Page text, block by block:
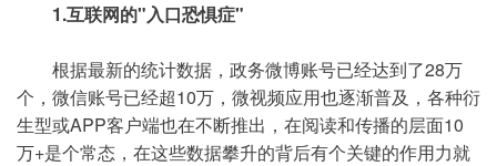
1.互联网的"入口恐惧症"
根据最新的统计数据，政务微博账号已经达到了28万
个，微信账号已经超10万，微视频应用也逐渐普及，各种衍
生型或APP客户端也在不断推出，在阅读和传播的层面10
万+是个常态，在这些数据攀升的背后有个关键的作用力就